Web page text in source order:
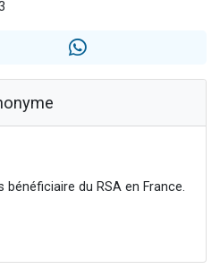
places pour étudier en groupe sur Zoom
musiques dans Torah-Box Music
2 personnes viennent de nous rejoindre sur WhatsApp
du RSA en France.